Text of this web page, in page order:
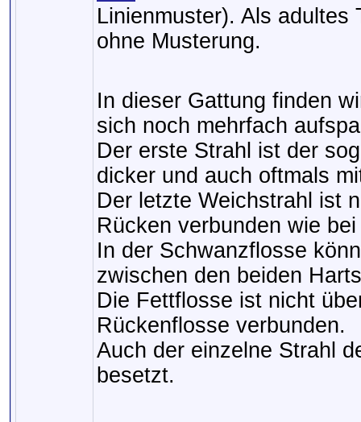
Linienmuster). Als adultes
ohne Musterung.
In dieser Gattung finden
sich noch mehrfach
Der erste Strahl ist der
dicker und auch oftmals
Der letzte Weichstrahl ist
Rücken verbunden wie
In der Schwanzflosse
zwischen den beiden
Die Fettflosse ist nicht
Rückenflosse verbunden.
Auch der einzelne Strahl
besetzt.